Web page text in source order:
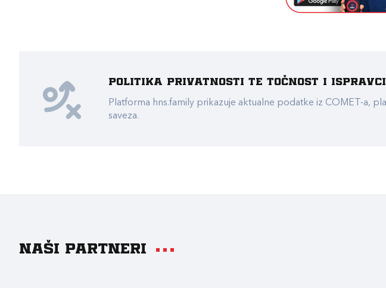
Politika privatnosti te točnost i ispravci
Platforma hns.family prikazuje aktualne podatke iz COMET-a,
saveza.
Naši partneri